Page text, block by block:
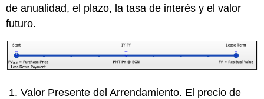
de anualidad, el plazo, la tasa de interés y el valor
futuro.
Valor Presente del Arrendamiento. El precio de